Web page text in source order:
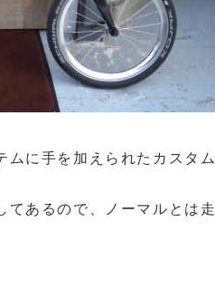
ムに手を加えられたカスタム
てあるので、ノーマルとは走